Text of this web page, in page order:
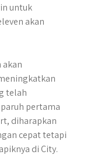
untuk
akan
akan
telah
pertama
diharapkan
cepat tetapi
di City.